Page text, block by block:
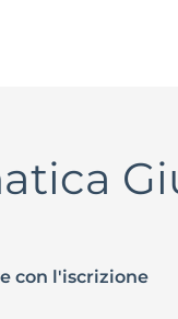
con l'iscrizione